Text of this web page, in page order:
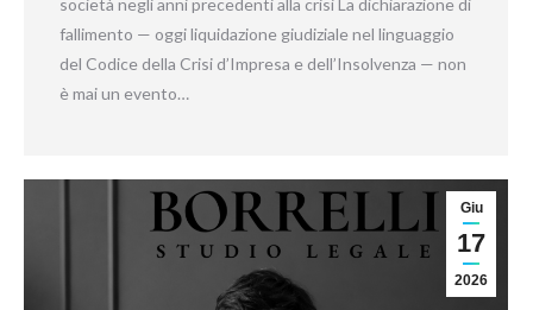
società negli anni precedenti alla crisi La dichiarazione di
fallimento — oggi liquidazione giudiziale nel linguaggio
del Codice della Crisi d’Impresa e dell’Insolvenza — non
è mai un evento…
Giu
17
2026